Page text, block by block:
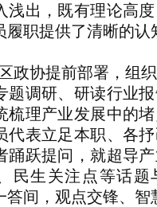
浅出，既有理论高
履职提供了清晰的认
政协提前部署，组
题调研、研读行业
梳理产业发展中的
代表立足本职、各
踊跃提问，就超导
民生关注点等话题
答间，观点交锋、智